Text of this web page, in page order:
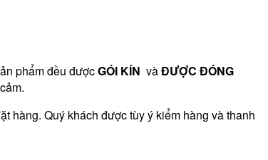
phẩm đều đượcGÓI KÍN vàĐƯỢC ĐÓNG
hàng. Quý khách được tùy ý kiểm hàng và thanh